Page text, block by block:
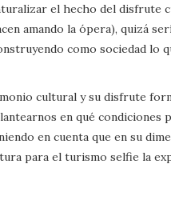
el hecho del disfrute
amando la ópera), quizá
como sociedad lo
cultural y su disfrute
en qué condiciones
en cuenta que en su
para el turismo selfie la